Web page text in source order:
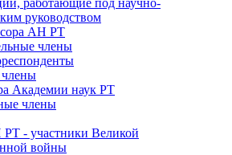
руководством
АН РТ
члены
Академии наук РТ
члены
- участники Великой
войны